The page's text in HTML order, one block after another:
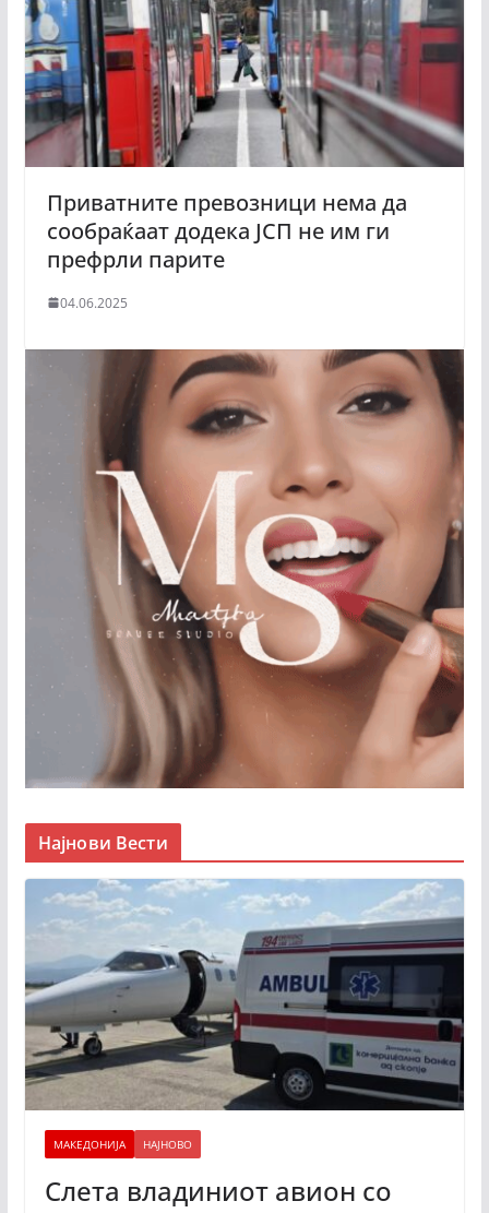
Приватните превозници нема да
сообраќаат додека ЈСП не им ги
префрли парите
04.06.2025
Најнови Вести
МАКЕДОНИЈА НАЈНОВО
Слета владиниот авион со